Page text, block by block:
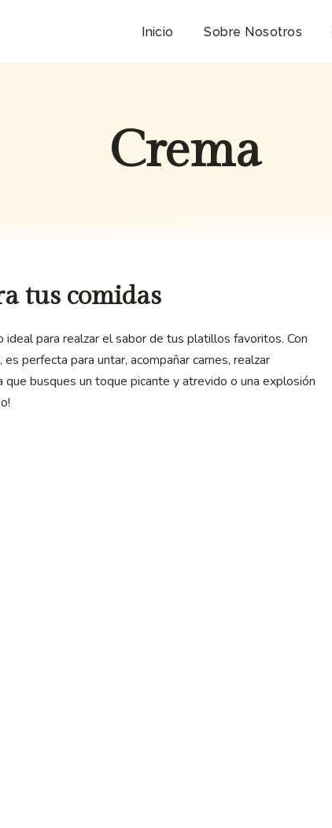
Inicio Sobre Nosotros
Crema
tus comidas
para realzar el sabor de tus platillos favoritos. Con
perfecta para untar, acompañar carnes, realzar
busques un toque picante y atrevido o una explosión